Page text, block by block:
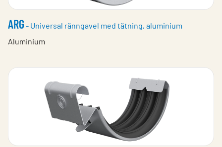
ARG - Universal ränngavel med tätning, aluminium
Aluminium